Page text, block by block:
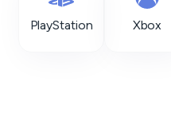
PlayStation Xbox